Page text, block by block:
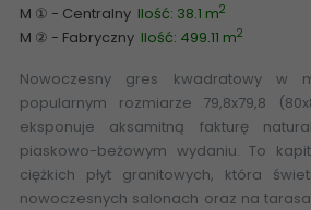
M ① - Centralny Ilość: 38.1 m2
M ② - Fabryczny Ilość: 499.11 m2
Nowoczesny gres kwadratowy w
popularnym rozmiarze 79,8x79,8
eksponuje aksamitną fakturę
piaskowo-beżowym wydaniu. To
ciężkich płyt granitowych, która
nowoczesnych salonach oraz na